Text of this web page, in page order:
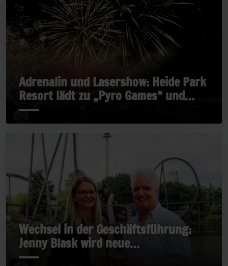
Adrenalin und Lasershow: Heide Park
Resort lädt zu „Pyro Games“ und
„Late Rides“
Wechsel in der Geschäftsführung:
Jenny Blask wird neue
Geschäftsführerin